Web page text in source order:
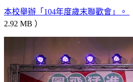
本校舉辦「104年度歲末聯歡會」。
2.92 MB ）